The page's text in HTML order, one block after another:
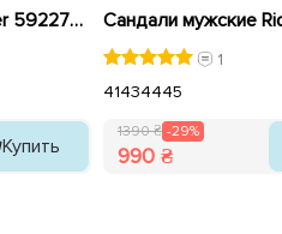
Шлепанцы мужские Rider 592276 Серые распродажа
Купить
1
41434445
1390 ₴ -29%
990 ₴